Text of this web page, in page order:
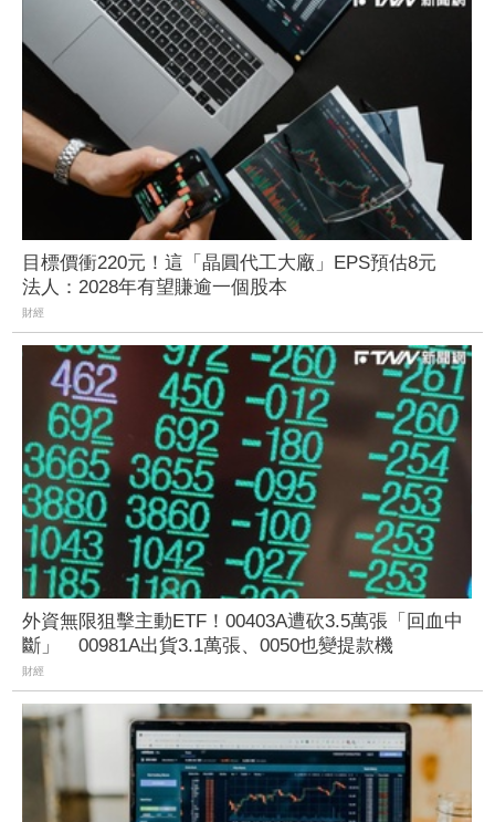
目標價衝220元！這「晶圓代工大廠」EPS預估8元
法人：2028年有望賺逾一個股本
財經
外資無限狙擊主動ETF！00403A遭砍3.5萬張「回血中
斷」 00981A出貨3.1萬張、0050也變提款機
財經